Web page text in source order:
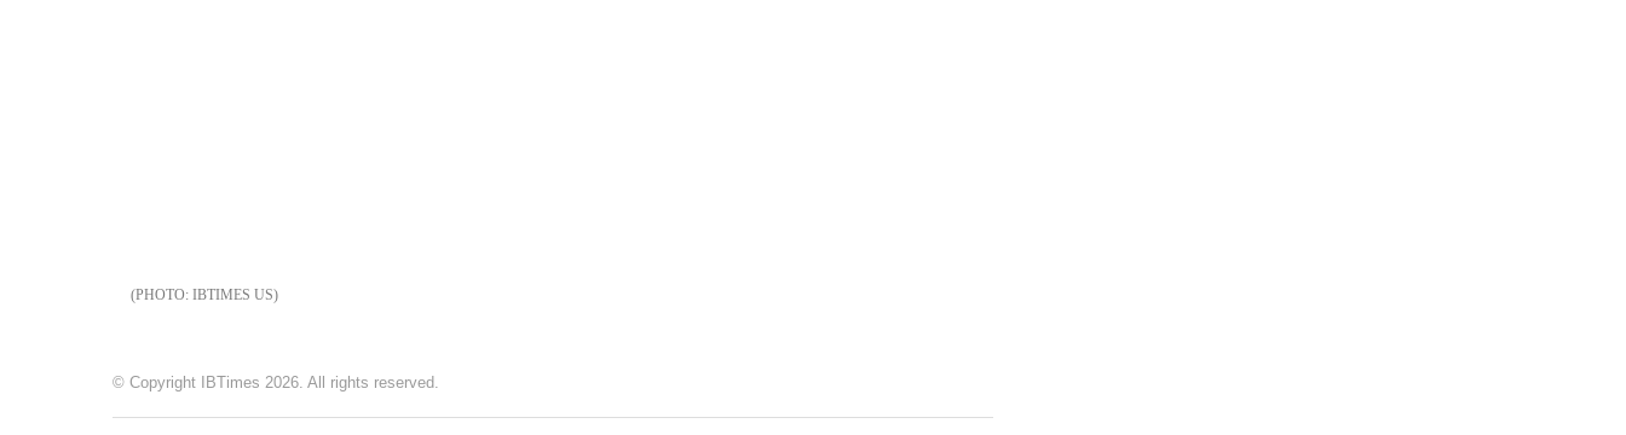
IBTIMES US
© Copyright IBTimes 2026. All rights reserved.